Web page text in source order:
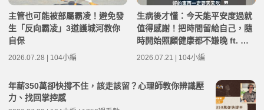
主管也可能被部屬霸凌！避免發
生「反向霸凌」3道護城河教你
自保
2026.07.28 | 104小編
生病後才懂：今天能平安度過就
值得感謝！把時間留給自己，隨
時開始照顧健康都不嫌晚 ft. 資
深醫藥記者王瑞玲 | 高年級不打
2026.07.21 | 104小編
年薪350萬卻快撐不住，該走該留？心理師教你辨識壓
力、找回掌控感